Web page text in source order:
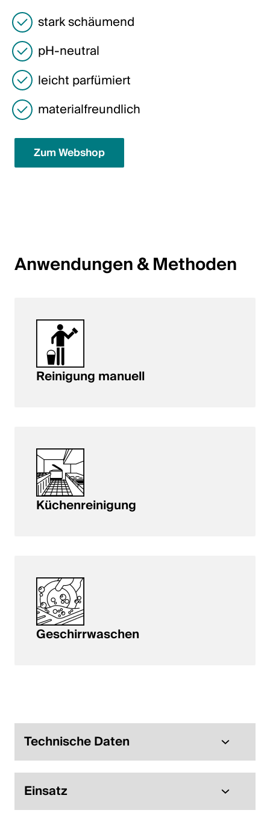
Italiano
English
Österreich
Deutsch
English
Deutschland
Svenska
Polen
Polski
English
stark schäumend
pH-neutral
leicht parfümiert
materialfreundlich
Zum Webshop
Anwendungen & Methoden
Reinigung manuell
Küchenreinigung
Geschirrwaschen
Technische Daten
Einsatz